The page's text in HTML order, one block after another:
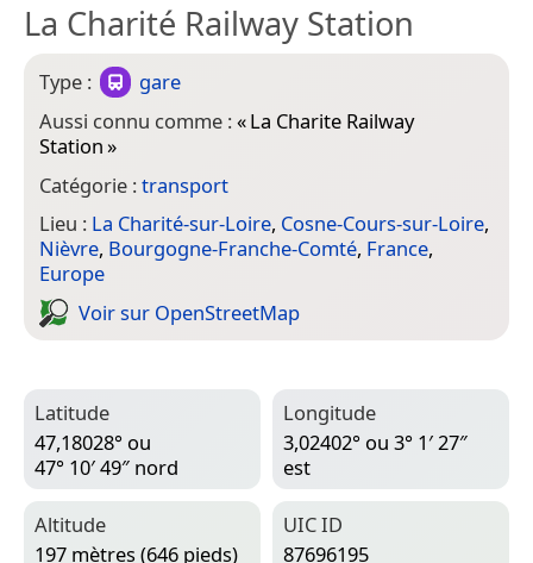
La Charité Railway Station
Type :
gare
Aussi connu comme :«La Charite Railway
Station»
Catégorie :transport
Lieu : La Charité-sur-Loire, Cosne-Cours-sur-Loire,
Nièvre, Bourgogne-Franche-Comté, France,
Europe
Voir sur Open­Street­Map
Latitude
47,18028° ou
47° 10′ 49″ nord
Longitude
3,02402° ou 3° 1′ 27″
est
Altitude
197 mètres (646 pieds)
UIC ID
87696195